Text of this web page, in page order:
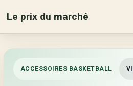
Le prix du marché
ACCESSOIRES BASKETBALL